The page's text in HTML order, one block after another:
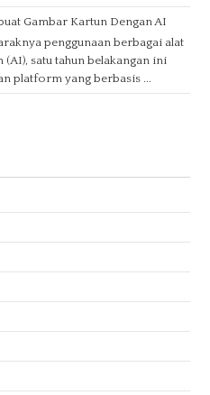
Gambar Kartun Dengan AI
penggunaan berbagai alat
(AI), satu tahun belakangan ini
platform yang berbasis ...